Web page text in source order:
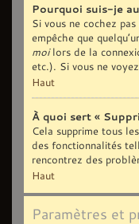
Pourquoi suis-je
Si vous ne cochez pas
empêche que
moilors de la
etc.). Si vous ne
Haut
À quoi sert «
Cela supprime tous
des fonctionnalités
rencontrez des
Haut
Paramètres et